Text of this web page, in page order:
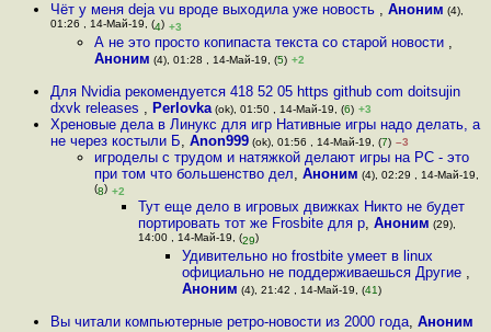
Чёт у меня deja vu вроде выходила уже новость , Аноним (4),
01:26 , 14-Май-19, (4) +3
А не это просто копипаста текста со старой новости ,
Аноним (4), 01:28 , 14-Май-19, (5) +2
Для Nvidia рекомендуется 418 52 05 https github com doitsujin
dxvk releases , Perlovka (ok), 01:50 , 14-Май-19, (6) +3
Хреновые дела в Линукс для игр Нативные игры надо делать, а
не через костыли Б, Anon999 (ok), 01:56 , 14-Май-19, (7) –3
игроделы с трудом и натяжкой делают игры на PC - это
при том что большенство дел, Аноним (4), 02:29 , 14-Май-19,
(8) +2
Тут еще дело в игровых движках Никто не будет
портировать тот же Frosbite для р, Аноним (29),
14:00 , 14-Май-19, (29)
Удивительно но frostbite умеет в linux
официально не поддерживаешься Другие ,
Аноним (4), 21:42 , 14-Май-19, (41)
Вы читали компьютерные ретро-новости из 2000 года, Аноним